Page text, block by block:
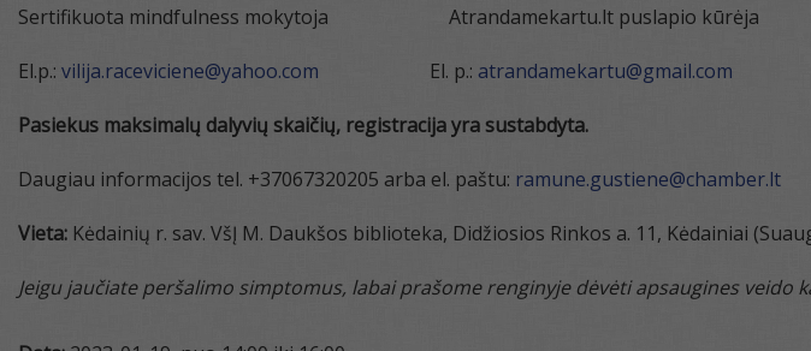
Sertifikuota mindfulness mokytoja Atrandamekartu.lt puslapio kūrėja
El.p.: vilija.raceviciene@yahoo.com El. p.: atrandamekartu@gmail.com
Pasiekus maksimalų dalyvių skaičių, registracija yra sustabdyta.
Daugiau informacijos tel. +37067320205 arba el. paštu: ramune.gustiene@chamber.lt
Vieta: Kėdainių r. sav. VšĮ M. Daukšos biblioteka, Didžiosios Rinkos a. 11, Kėdainiai
Jeigu jaučiate peršalimo simptomus, labai prašome renginyje dėvėti apsaugines